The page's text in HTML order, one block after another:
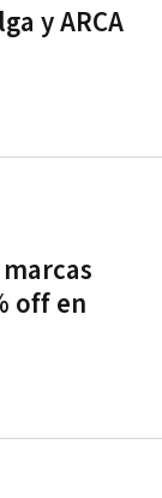
y ARCA
off en